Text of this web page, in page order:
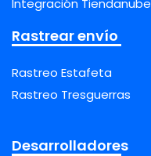
Integración Tiendanube
Rastrear envío
Rastreo Estafeta
Rastreo Tresguerras
Desarrolladores